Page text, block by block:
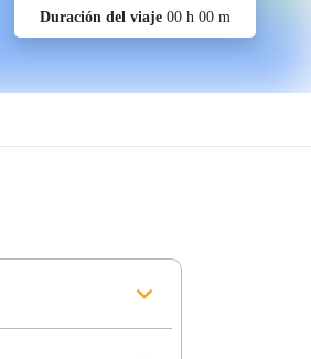
Duración del viaje 00 h 00 m